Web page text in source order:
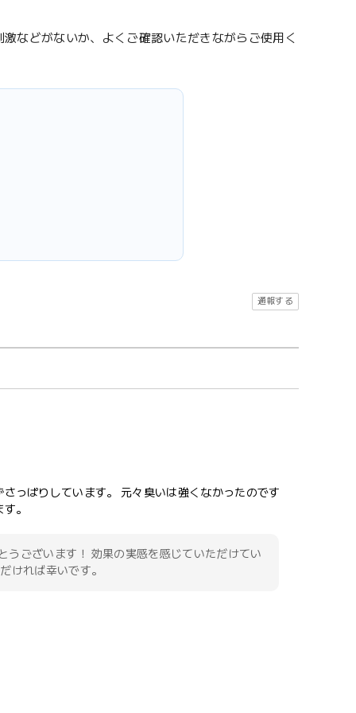
などがないか、よくご確認いただきながらご使用く
通報する
っぱりしています。 元々臭いは強くなかったのです
。
うございます！ 効果の実感を感じていただけてい
ければ幸いです。